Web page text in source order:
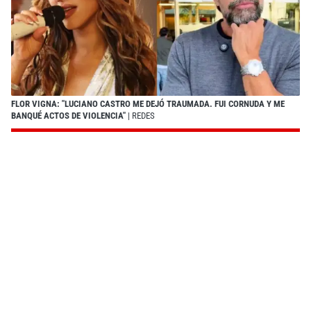
FLOR VIGNA: "LUCIANO CASTRO ME DEJÓ TRAUMADA. FUI CORNUDA Y ME
BANQUÉ ACTOS DE VIOLENCIA" | REDES